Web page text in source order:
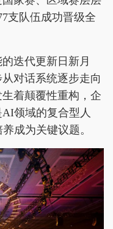
支队伍成功晋级全
迭代更新日新月
对话系统逐步走向
着颠覆性重构，企
领域的复合型人
成为关键议题。